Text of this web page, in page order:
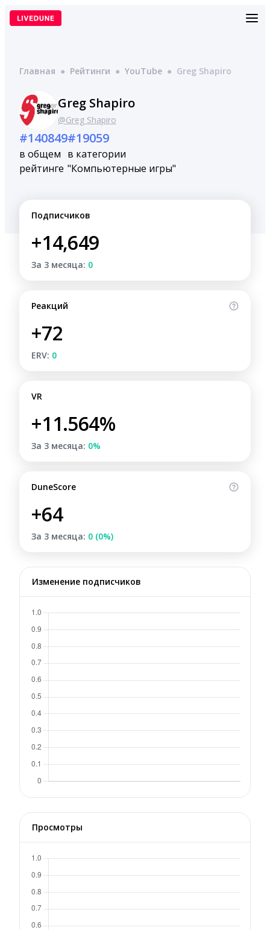
Перейти
Главная ● Рейтинги ● YouTube ● Greg Shapiro
Greg Shapiro
@Greg Shapiro
#140849
в общем
рейтинге
#19059
в категории
"Компьютерные игры"
Подписчиков
+14,649
За 3 месяца: 0
Реакций
+72
ERV: 0
VR
+11.564%
За 3 месяца: 0%
DuneScore
+64
За 3 месяца: 0 (0%)
Изменение подписчиков
Просмотры